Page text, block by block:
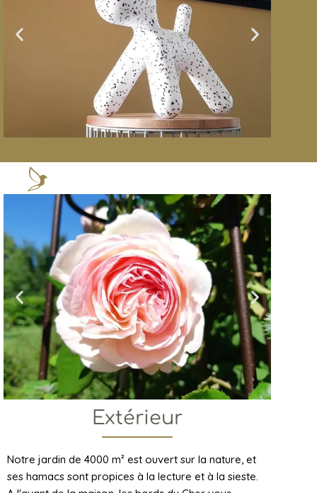
Extérieur
Notre jardin de 4000 m² est ouvert sur la nature, et
ses hamacs sont propices à la lecture et à la sieste.